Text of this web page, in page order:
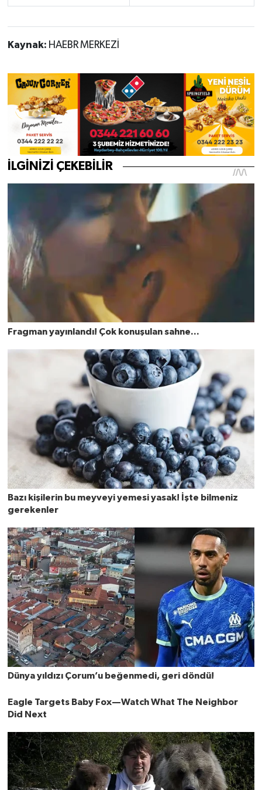
Kaynak: HAEBR MERKEZİ